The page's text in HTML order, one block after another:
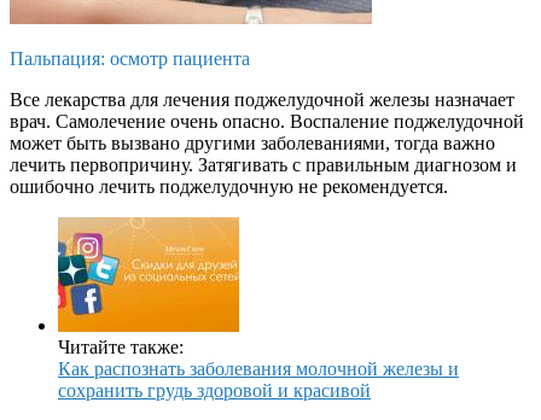
Пальпация: осмотр пациента
Все лекарства для лечения поджелудочной железы назначает
врач. Самолечение очень опасно. Воспаление поджелудочной
может быть вызвано другими заболеваниями, тогда важно
лечить первопричину. Затягивать с правильным диагнозом и
ошибочно лечить поджелудочную не рекомендуется.
Читайте также:
Как распознать заболевания молочной железы и
сохранить грудь здоровой и красивой